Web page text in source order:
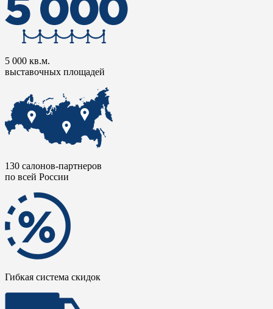
5 000 кв.м.
выставочных площадей
130 салонов-партнеров
по всей России
Гибкая система скидок